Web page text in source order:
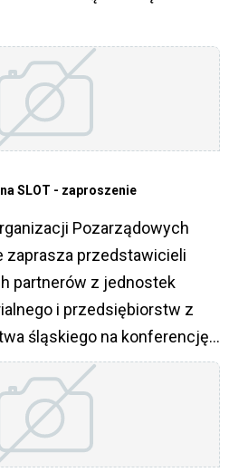
SLOT - zaproszenie
Pozarządowych
zaprasza przedstawicieli
partnerów z jednostek
i przedsiębiorstw z
śląskiego na konferencję
pomysłów na fundusze